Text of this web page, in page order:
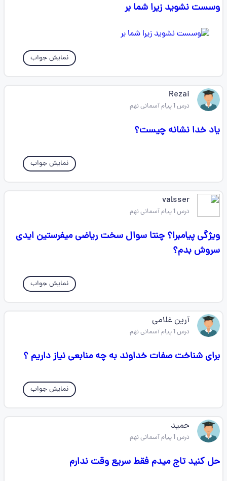
وسست نشوید زیرا شما بر
نمایش جواب
Rezai
درس 1 پیام آسمانی نهم
یاد خدا نشانه چیست؟
نمایش جواب
valsser
درس 1 پیام آسمانی نهم
ویژگی پیامبرا؟ چنتا سوال سخت ریاضی میفرستین ایدی
سروش بدم؟
نمایش جواب
آرین غلامی
درس 1 پیام آسمانی نهم
برای شناخت صفات خداوند به چه منابعی نیاز داریم ؟
نمایش جواب
حمید
درس 1 پیام آسمانی نهم
حل کنید تاج میدم فقط سریع وقت ندارم